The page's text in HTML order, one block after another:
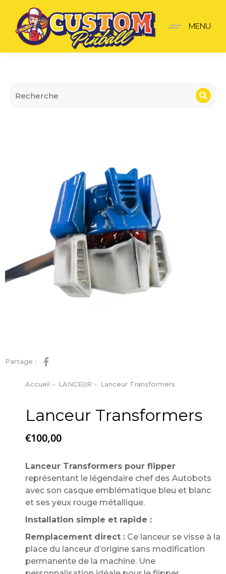
Lanceur Transformers
MENU
Partage :
Vous êtes ici :
Accueil LANCEUR Lanceur Transformers
Lanceur Transformers
€100,00
Lanceur Transformers pour flipper
représentant le légendaire chef des Autobots
avec son casque emblématique bleu et blanc
et ses yeux rouge métallique.
Installation simple et rapide :
Remplacement direct : Ce lanceur se visse à la
place du lanceur d’origine sans modification
permanente de la machine. Une